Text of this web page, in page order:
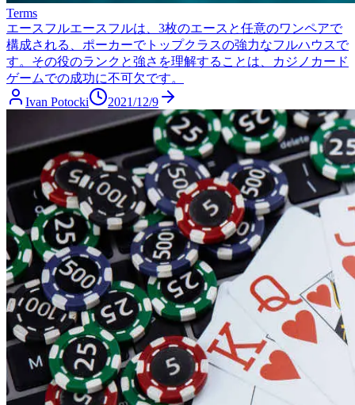
Terms
エースフルエースフルは、3枚のエースと任意のワンペアで
構成される、ポーカーでトップクラスの強力なフルハウスで
す。その役のランクと強さを理解することは、カジノカード
ゲームでの成功に不可欠です。
Ivan Potocki
2021/12/9